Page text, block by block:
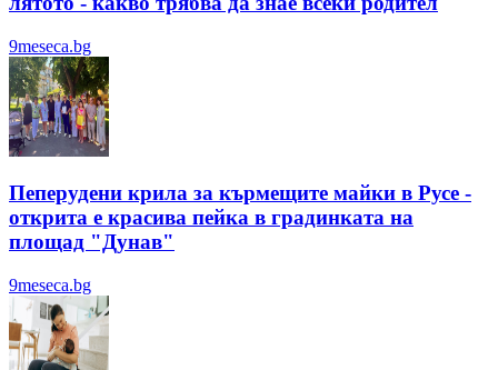
9meseca.bg
Пеперудени крила за кърмещите майки в Русе -
открита е красива пейка в градинката на
площад "Дунав"
9meseca.bg